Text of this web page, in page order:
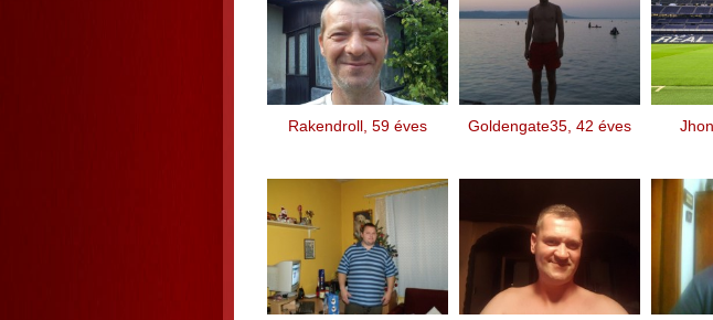
Rakendroll, 59 éves Goldengate35, 42 éves